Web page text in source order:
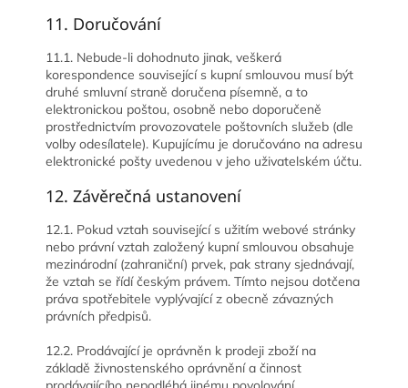
11. Doručování
11.1. Nebude-li dohodnuto jinak, veškerá
korespondence související s kupní smlouvou musí být
druhé smluvní straně doručena písemně, a to
elektronickou poštou, osobně nebo doporučeně
prostřednictvím provozovatele poštovních služeb (dle
volby odesílatele). Kupujícímu je doručováno na adresu
elektronické pošty uvedenou v jeho uživatelském účtu.
12. Závěrečná ustanovení
12.1. Pokud vztah související s užitím webové stránky
nebo právní vztah založený kupní smlouvou obsahuje
mezinárodní (zahraniční) prvek, pak strany sjednávají,
že vztah se řídí českým právem. Tímto nejsou dotčena
práva spotřebitele vyplývající z obecně závazných
právních předpisů.
12.2. Prodávající je oprávněn k prodeji zboží na
základě živnostenského oprávnění a činnost